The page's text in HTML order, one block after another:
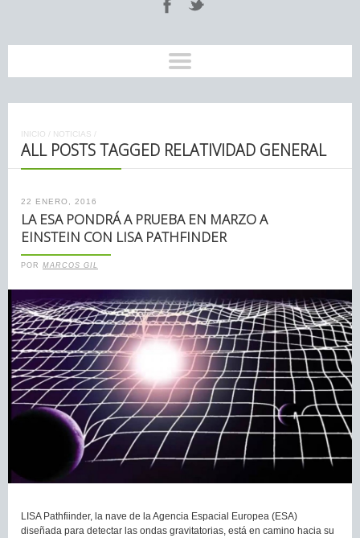
INICIO / NOTICIAS /
ALL POSTS TAGGED RELATIVIDAD GENERAL
22 ENERO, 2016
LA ESA PONDRÁ A PRUEBA EN MARZO A
EINSTEIN CON LISA PATHFINDER
POR MARCOS GIL
LISA Pathfiinder, la nave de la Agencia Espacial Europea (ESA)
diseñada para detectar las ondas gravitatorias, está en camino hacia su